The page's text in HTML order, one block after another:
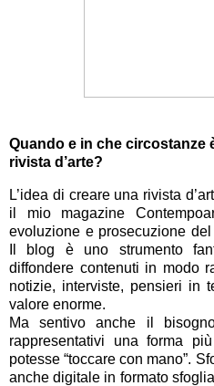
Quando e in che circostanze
rivista d’arte?
L’idea di creare una rivista
il mio magazine
evoluzione e prosecuzione
Il blog è uno strumento
diffondere contenuti in modo
notizie, interviste, pensieri in
valore enorme.
Ma sentivo anche il
rappresentativi una forma
potesse “toccare con mano”.
anche digitale in formato